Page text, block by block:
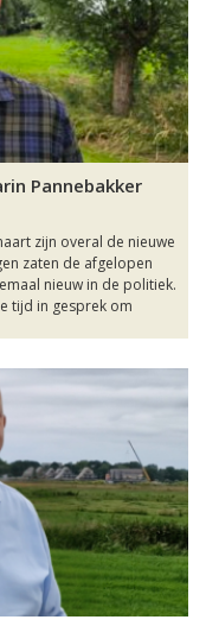
Pannebakker
zijn overal de nieuwe
zaten de afgelopen
nieuw in de politiek.
tijd in gesprek om